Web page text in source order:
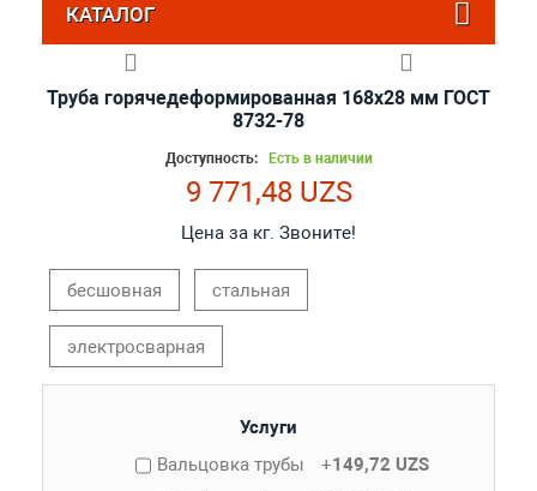
КАТАЛОГ
Труба горячедеформированная 168х28 мм ГОСТ
8732-78
Доступность: Есть в наличии
9 771,48 UZS
Цена за кг. Звоните!
бесшовная стальная
электросварная
Услуги
Вальцовка трубы
+149,72 UZS